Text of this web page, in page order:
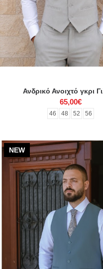
Ανδρικό Ανοιχτό γκρι
65,00€
46 48 52 56
NEW